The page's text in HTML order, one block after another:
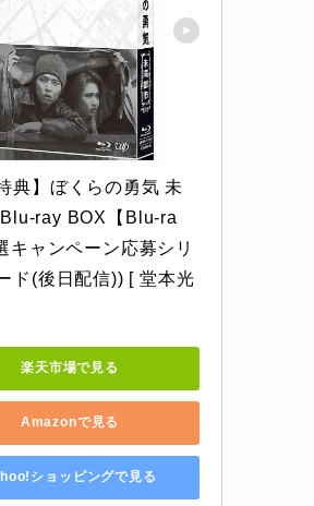
典】ぼくらの勇気 未
ray BOX【Blu-ra
キャンペーン応募シリ
ド(後日配信)) [ 堂本光
楽天市場で見る
Amazonで見る
ショッピングで見る